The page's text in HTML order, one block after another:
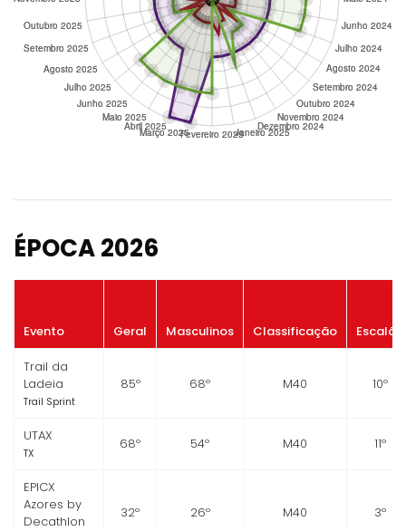
ÉPOCA 2026
Evento Geral Masculinos Classificação Escalão
Trail da
Ladeia
Trail Sprint
85º 68º M40 10º
UTAX
TX
68º 54º M40 11º
EPICX
Azores by
Decathlon
32º 26º M40 3º